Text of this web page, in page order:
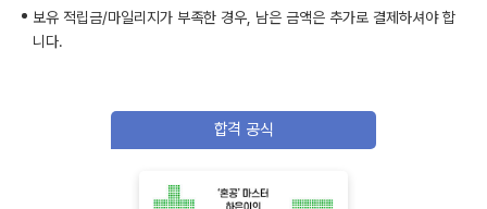
보유 적립금/마일리지가 부족한 경우, 남은 금액은 추가로 결제하셔야 합
니다.
합격 공식